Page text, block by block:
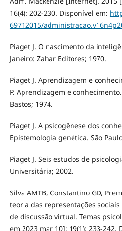
16(4): 202-230. Disponível em:
69712015/
Piaget J. O nascimento da
Janeiro: Zahar Editores; 1970.
Piaget J. Aprendizagem e
P. Aprendizagem e
Bastos; 1974.
Piaget J. A psicogênese dos
Epistemologia genética. São
Piaget J. Seis estudos de
Universitária; 2002.
Silva AMTB, Constantino GD,
teoria das representações
de discussão virtual. Temas
em 2023 mar 10]; 19(1): 233-242.